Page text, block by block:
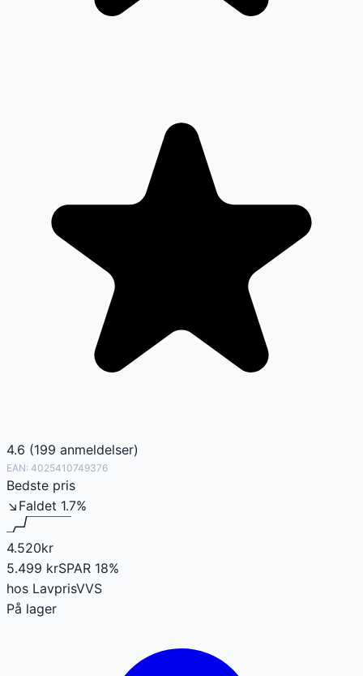
4.6 (199 anmeldelser)
EAN: 4025410749376
Bedste pris
↘ Faldet 1.7%
4.520kr
5.499 krSPAR 18%
hos LavprisVVS
På lager